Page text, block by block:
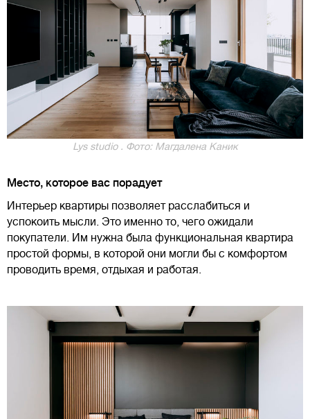
Lys studio . Фото: Магдалена Каник
Место, которое вас порадует
Интерьер квартиры позволяет расслабиться и
успокоить мысли. Это именно то, чего ожидали
покупатели. Им нужна была функциональная квартира
простой формы, в которой они могли бы с комфортом
проводить время, отдыхая и работая.